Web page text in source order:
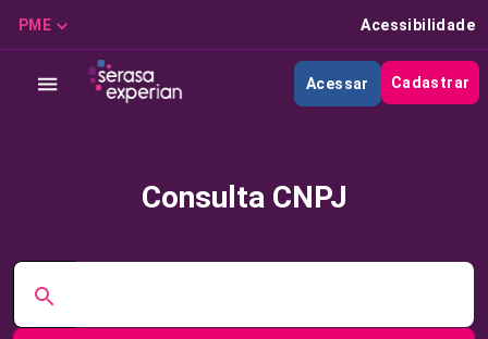
PME Acessibilidade
Acessar Cadastrar
Consulta CNPJ